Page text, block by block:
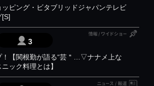
ッピング・ビタブリッドジャパンテレビ
[S]
3
！【関根勤が語る“芸＂…▽ナナメ上な
ック料理とは】